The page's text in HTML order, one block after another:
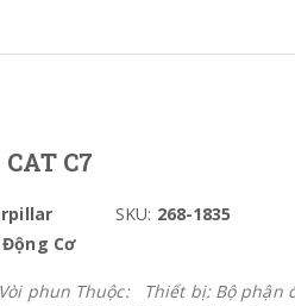
C7
SKU: 268-1835
Cơ
phun Thuộc: Thiết bị: Bộ phận